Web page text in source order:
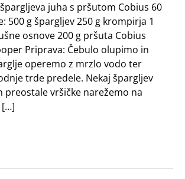
juha s pršutom Cobius 60
500 g špargljev 250 g krompirja 1
osnove 200 g pršuta Cobius
Priprava: Čebulo olupimo in
operemo z mrzlo vodo ter
trde predele. Nekaj špargljev
preostale vršičke narežemo na
[…]